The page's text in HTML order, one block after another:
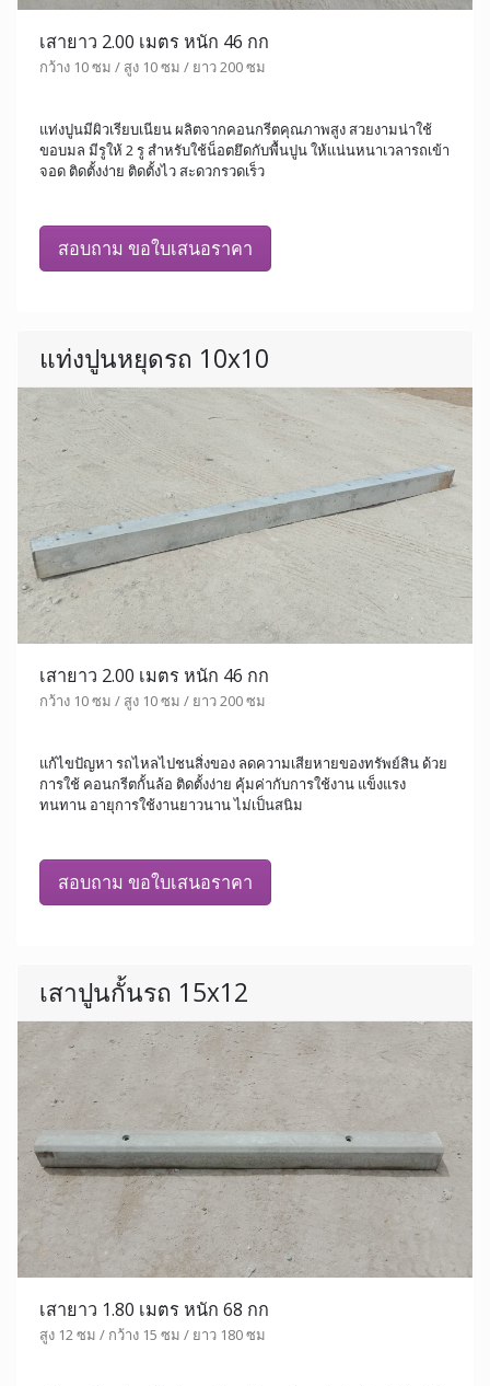
เสายาว 2.00 เมตร หนัก 46 กก
กว้าง 10 ซม / สูง 10 ซม / ยาว 200 ซม
แท่งปูนมีผิวเรียบเนียน ผลิตจากคอนกรีตคุณภาพสูง สวยงามน่าใช้
ขอบมล มีรูให้ 2 รู สำหรับใช้น็อตยึดกับพื้นปูน ให้แน่นหนาเวลารถเข้า
จอด ติดตั้งง่าย ติดตั้งไว สะดวกรวดเร็ว
สอบถาม ขอใบเสนอราคา
แท่งปูนหยุดรถ 10x10
เสายาว 2.00 เมตร หนัก 46 กก
กว้าง 10 ซม / สูง 10 ซม / ยาว 200 ซม
แก้ไขปัญหา รถไหลไปชนสิ่งของ ลดความเสียหายของทรัพย์สิน ด้วย
การใช้ คอนกรีตกั้นล้อ ติดตั้งง่าย คุ้มค่ากับการใช้งาน แข็งแรง
ทนทาน อายุการใช้งานยาวนาน ไม่เป็นสนิม
สอบถาม ขอใบเสนอราคา
เสาปูนกั้นรถ 15x12
เสายาว 1.80 เมตร หนัก 68 กก
สูง 12 ซม / กว้าง 15 ซม / ยาว 180 ซม